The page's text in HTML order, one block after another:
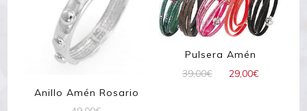
Anillo Amén Rosario
Pulsera Amén
39,00€ 29,00€